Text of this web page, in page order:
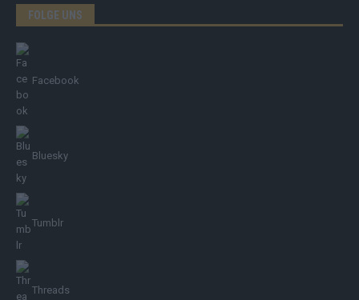
FOLGE UNS
Facebook
Bluesky
Tumblr
Threads